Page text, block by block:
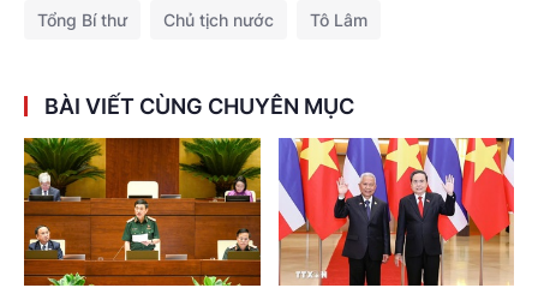
Tổng Bí thư Chủ tịch nước Tô Lâm
BÀI VIẾT CÙNG CHUYÊN MỤC